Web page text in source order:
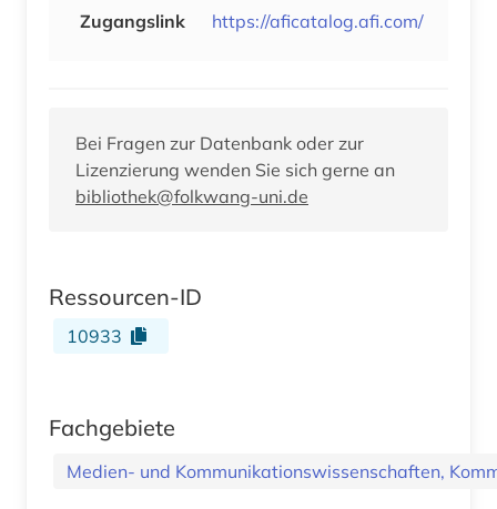
Zugangslink
https://aficatalog.afi.com/
Bei Fragen zur Datenbank oder zur
Lizenzierung wenden Sie sich gerne an
bibliothek@folkwang-uni.de
Ressourcen-ID
10933
Fachgebiete
Medien- und Kommunikationswissenschaften,